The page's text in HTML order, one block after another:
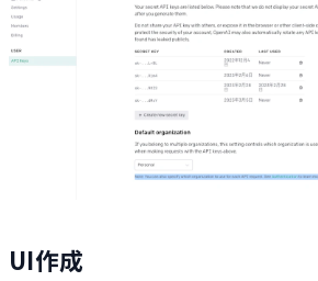
UI作成